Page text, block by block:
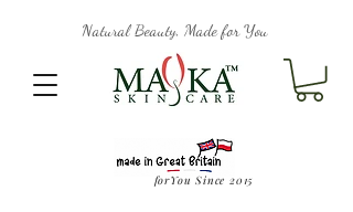
forYou Since 2015
Natural Beauty, Made for You